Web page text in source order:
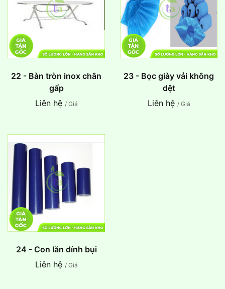
22 - Bàn tròn inox chân
gấp
Liên hệ / Giá
23 - Bọc giày vải không
dệt
Liên hệ / Giá
24 - Con lăn dính bụi
Liên hệ / Giá